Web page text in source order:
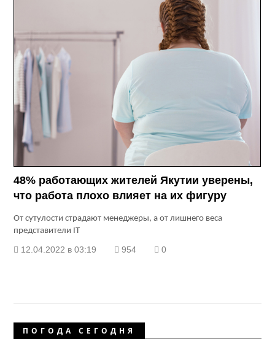
48% работающих жителей Якутии уверены,
что работа плохо влияет на их фигуру
От сутулости страдают менеджеры, а от лишнего веса
представители IT
12.04.2022 в 03:19 954 0
ПОГОДА СЕГОДНЯ